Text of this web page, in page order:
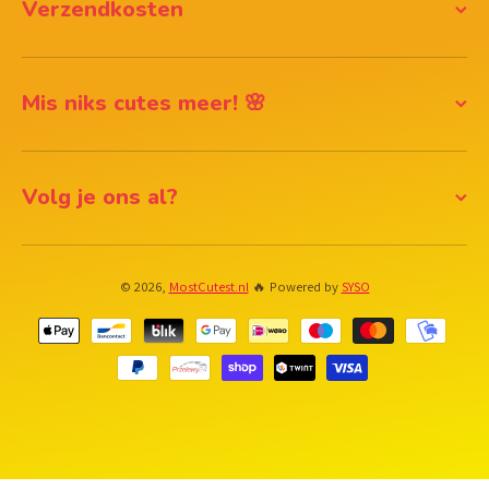
Verzendkosten
Mis niks cutes meer! 🌸
Volg je ons al?
© 2026, MostCutest.nl 🔥 Powered by SYSO
Betaalmethodes